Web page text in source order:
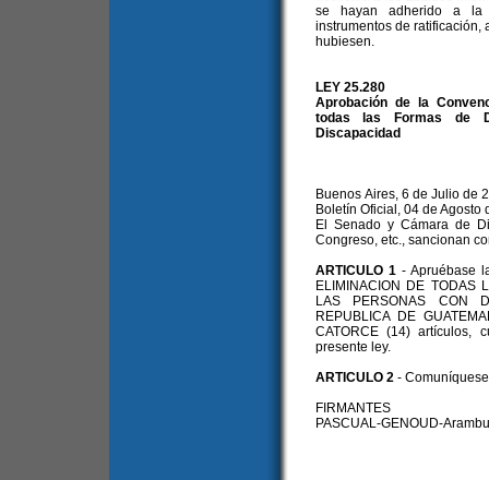
se hayan adherido a la
instrumentos de ratificación,
hubiesen.
LEY 25.280
Aprobación de la
todas las Formas de
Discapacidad
Buenos Aires, 6 de Julio de
Boletín Oficial, 04 de Agosto
El Senado y Cámara de
Congreso, etc., sancionan
ARTICULO 1- Apruébase
ELIMINACION DE TODAS
LAS PERSONAS CON
REPUBLICA DE
CATORCE (14) artículos,
presente ley.
ARTICULO 2-
FIRMANTES
PASCUAL-GENOUD-